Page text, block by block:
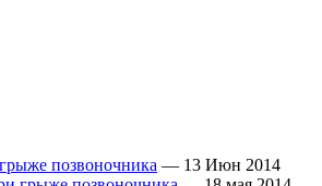
позвоночника — 13 Июн 2014